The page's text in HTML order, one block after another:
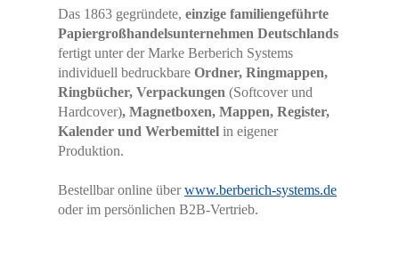
Das 1863 gegründete, einzige familiengeführte
Papiergroßhandelsunternehmen Deutschlands
fertigt unter der Marke Berberich Systems
individuell bedruckbare Ordner, Ringmappen,
Ringbücher, Verpackungen (Softcover und
Hardcover), Magnetboxen, Mappen, Register,
Kalender und Werbemittel in eigener
Produktion.
Bestellbar online überwww.berberich-systems.de
oder im persönlichen B2B-Vertrieb.